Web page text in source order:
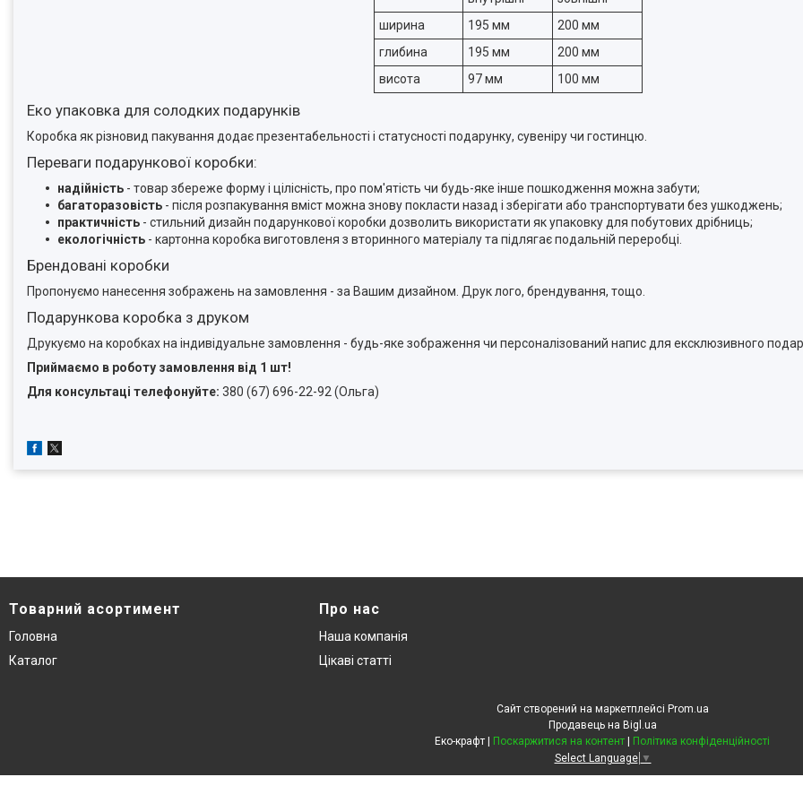
ширина
195 мм
200 мм
глибина
195 мм
200 мм
висота
97 мм 100 мм
Еко упаковка для солодких подарунків
Коробка як різновид пакування додає презентабельності і статусності подарунку, сувеніру чи гостинцю.
Переваги подарункової коробки:
надійність - товар збереже форму і цілісність, про пом'ятість чи будь-яке інше пошкодження можна забути;
багаторазовість - після розпакування вміст можна знову покласти назад і зберігати або транспортувати без ушкоджень;
практичність - стильний дизайн подарункової коробки дозволить використати як упаковку для побутових дрібниць;
екологічність - картонна коробка виготовленя з вторинного матеріалу та підлягає подальній переробці.
Брендовані коробки
Пропонуємо нанесення зображень на замовлення - за Вашим дизайном. Друк лого, брендування, тощо.
Подарункова коробка з друком
Друкуємо на коробках на індивідуальне замовлення - будь-яке зображення чи персоналізований напис для ексклюзивного
Приймаємо в роботу замовлення від 1 шт!
Для консультаці телефонуйте: 380 (67) 696-22-92 (Ольга)
Товарний асортимент
Головна
Каталог
Про нас
Наша компанія
Цікаві статті
Сайт створений на маркетплейсі Prom.ua
Продавець на Bigl.ua
Еко-крафт | Поскаржитися на контент | Політика конфіденційності
Select Language ▼